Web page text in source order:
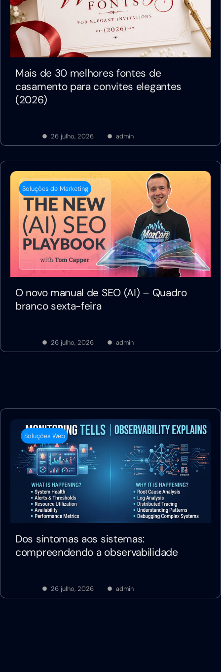
Mais de 30 melhores fontes de
casamento para convites elegantes
(2026)
26 julho, 2026 admin
Soluções de Marketing
O novo manual de SEO (AI) – Quadro
branco sexta-feira
26 julho, 2026 admin
Soluções Web
Dos sintomas aos sistemas:
compreendendo a observabilidade
26 julho, 2026 admin